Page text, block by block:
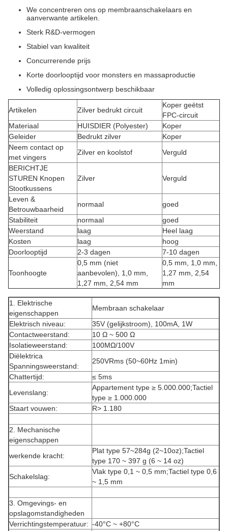
We concentreren ons op membraanschakelaars en
aanverwante artikelen.
Sterk R&D-vermogen
Stabiel van kwaliteit
Concurrerende prijs
Korte doorlooptijd voor monsters en massaproductie
Volledig oplossingsontwerp beschikbaar
Artikelen Zilver bedrukt circuit
Koper geëtst
FPC-circuit
Materiaal
HUISDIER (Polyester)
Koper
Geleider
Bedrukt zilver
Koper
Neem contact op
met vingers
Zilver en koolstof
Verguld
BERICHTJE
STUREN Knopen
Stootkussens
Zilver Verguld
Leven &
Betrouwbaarheid
normaal
goed
Stabiliteit
normaal
goed
Weerstand
laag
Heel laag
Kosten
laag
hoog
Doorlooptijd
2-3 dagen 7-10 dagen
Toonhoogte
0,5 mm (niet
aanbevolen), 1,0 mm,
1,27 mm, 2,54 mm
0,5 mm, 1,0 mm,
1,27 mm, 2,54
mm
1. Elektrische
eigenschappen
Membraan schakelaar
Elektrisch niveau:
35V (gelijkstroom), 100mA, 1W
Contactweerstand:
10 Ω ~ 500 Ω
Isolatieweerstand:
100MΩ/100V
Diëlektrica
Spanningsweerstand:
250VRms (50~60Hz 1min)
Chattertijd:
≤ 5ms
Levenslang:
Appartement type ≥ 5.000.000;Tactiel
type ≥ 1.000.000
Staart vouwen:
R> 1.180
2. Mechanische
eigenschappen
werkende kracht:
Plat type 57~284g (2~10oz);Tactiel
type 170 ~ 397 g (6 ~ 14 oz)
Schakelslag:
Vlak type 0,1 ~ 0,5 mm;Tactiel type 0,6
~ 1,5 mm
3. Omgevings- en
opslagomstandigheden
Verrichtingstemperatuur: -40°C ~ +80°C